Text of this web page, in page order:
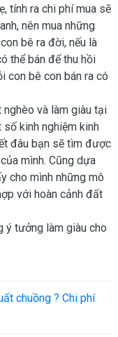
tính ra chi phí mua sẽ
nên mua những
bê ra đời, nếu là
thể bán để thu hồi
con bê con bán ra có
và làm giàu tại
số kinh nghiệm kinh
đâu bạn sẽ tìm được
mình. Cũng dựa
cho mình những mô
với hoàn cảnh đất
ý tưởng làm giàu cho
chuồng ? Chi phí